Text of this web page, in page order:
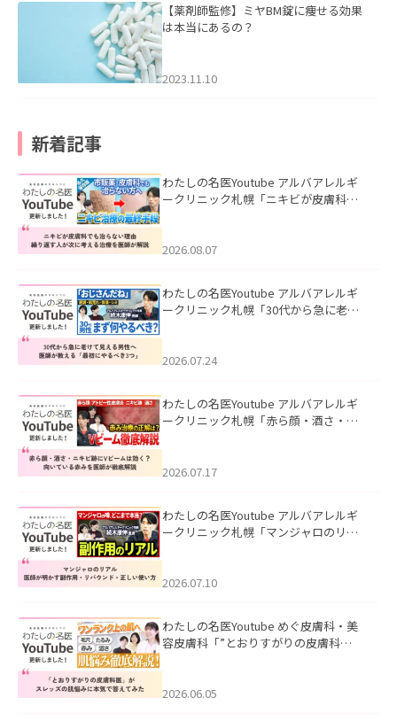
【薬剤師監修】ミヤBM錠に痩せる効果
は本当にあるの？
2023.11.10
新着記事
わたしの名医Youtube アルバアレルギ
ークリニック札幌「ニキビが皮膚科で
ました。
2026.08.07
わたしの名医Youtube アルバアレルギ
ークリニック札幌「30代から急に老け
た。
2026.07.24
わたしの名医Youtube アルバアレルギ
ークリニック札幌「赤ら顔・酒さ・ニ
した。
2026.07.17
わたしの名医Youtube アルバアレルギ
ークリニック札幌「マンジャロのリア
た。
2026.07.10
わたしの名医Youtube めぐ皮膚科・美
容皮膚科「”とおりすがりの皮膚科
2026.06.05